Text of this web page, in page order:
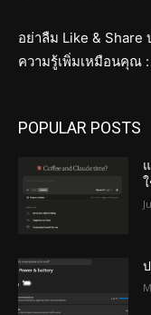
อย่าลืม Like &
ความรู้เพิ่มเหมือนคุณ
POPULAR POSTS